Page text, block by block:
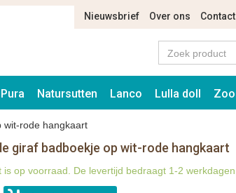
Nieuwsbrief Over ons Contact
Pura Natursutten Lanco Lulla doll
wit-rode hangkaart
giraf badboekje op wit-rode hangkaart
is op voorraad. De levertijd bedraagt 1-2 werkdagen